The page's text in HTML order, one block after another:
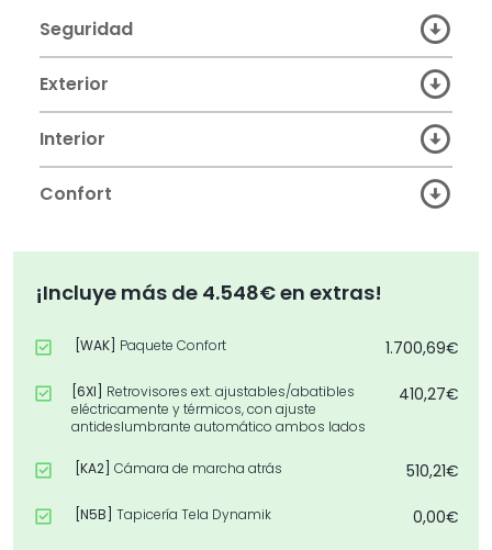
Seguridad
Exterior
Interior
Confort
¡Incluye más de 4.548€ en extras!
[WAK] Paquete Confort 1.700,69€
[6XI]
Retrovisores ext. ajustables/abatibles
eléctricamente y térmicos, con ajuste
antideslumbrante automático ambos lados
410,27€
[KA2] Cámara de marcha atrás 510,21€
[N5B] Tapicería Tela Dynamik 0,00€